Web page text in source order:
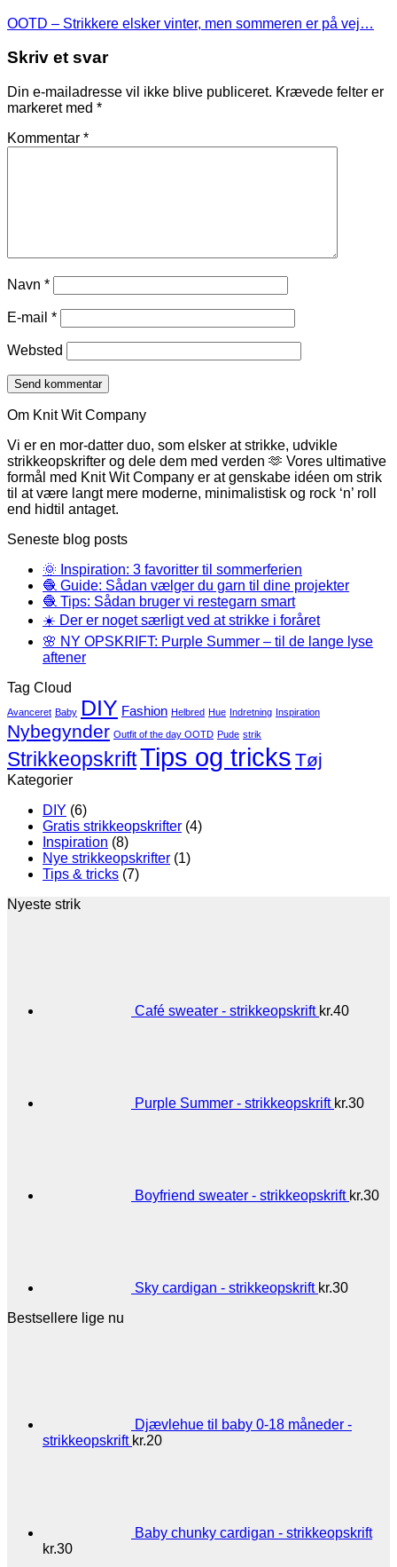
OOTD – Strikkere elsker vinter, men sommeren er på vej…
Skriv et svar
Din e-mailadresse vil ikke blive publiceret. Krævede felter er
markeret med *
Kommentar *
Navn *
E-mail *
Websted
Om Knit Wit Company
Vi er en mor-datter duo, som elsker at strikke, udvikle
strikkeopskrifter og dele dem med verden 🫶 Vores ultimative
formål med Knit Wit Company er at genskabe idéen om strik
til at være langt mere moderne, minimalistisk og rock ‘n’ roll
end hidtil antaget.
Seneste blog posts
🌞 Inspiration: 3 favoritter til sommerferien
🧶 Guide: Sådan vælger du garn til dine projekter
🧶 Tips: Sådan bruger vi restegarn smart
☀️ Der er noget særligt ved at strikke i foråret
🌸 NY OPSKRIFT: Purple Summer – til de lange lyse
aftener
Tag Cloud
Avanceret Baby DIY Fashion Helbred Hue Indretning Inspiration
Nybegynder Outfit of the day OOTD Pude strik
StrikkeopskriftTips og tricks Tøj
Kategorier
DIY (6)
Gratis strikkeopskrifter (4)
Inspiration (8)
Nye strikkeopskrifter (1)
Tips & tricks (7)
Nyeste strik
Café sweater - strikkeopskrift kr.40
Purple Summer - strikkeopskrift kr.30
Boyfriend sweater - strikkeopskrift kr.30
Sky cardigan - strikkeopskrift kr.30
Bestsellere lige nu
Djævlehue til baby 0-18 måneder -
strikkeopskrift kr.20
Baby chunky cardigan - strikkeopskrift
kr.30